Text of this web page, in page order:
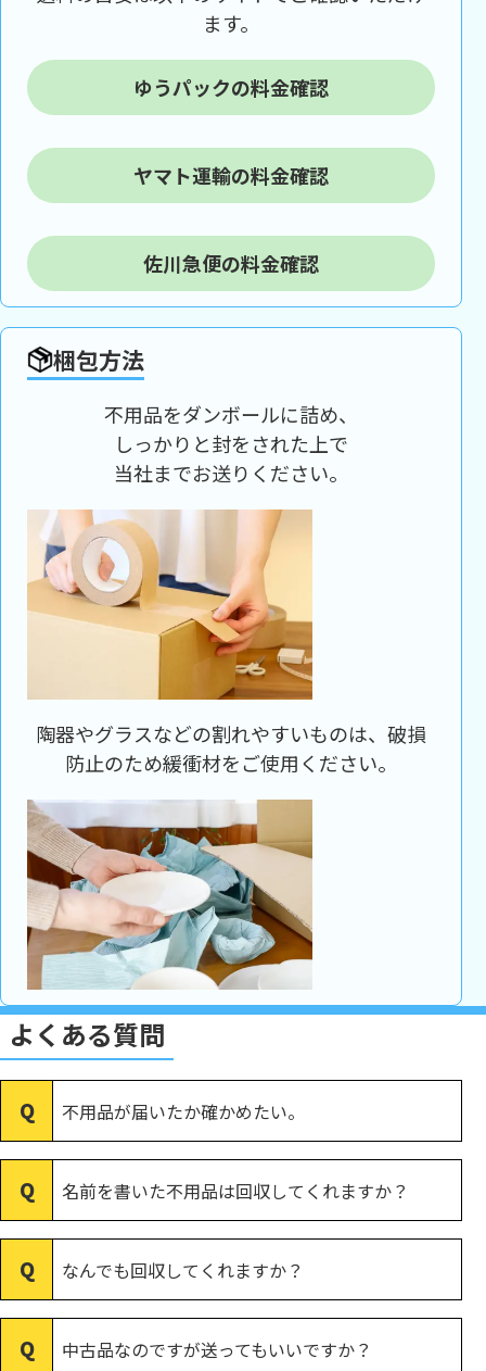
ます。
ゆうパックの料金確認
ヤマト運輸の料金確認
佐川急便の料金確認
梱包方法
不用品をダンボールに詰め、
しっかりと封をされた上で
当社までお送りください。
陶器やグラスなどの割れやすいものは、破損
防止のため緩衝材をご使用ください。
よくある質問
不用品が届いたか確かめたい。
名前を書いた不用品は回収してくれますか？
なんでも回収してくれますか？
中古品なのですが送ってもいいですか？